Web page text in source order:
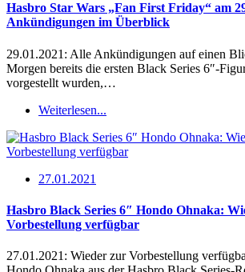
Hasbro Star Wars „Fan First Friday“ am
Ankündigungen im Überblick
29.01.2021: Alle Ankündigungen auf einen
Morgen bereits die ersten Black Series 6″-
vorgestellt wurden,…
Weiterlesen...
27.01.2021
Hasbro Black Series 6″ Hondo Ohnaka:
Vorbestellung verfügbar
27.01.2021: Wieder zur Vorbestellung